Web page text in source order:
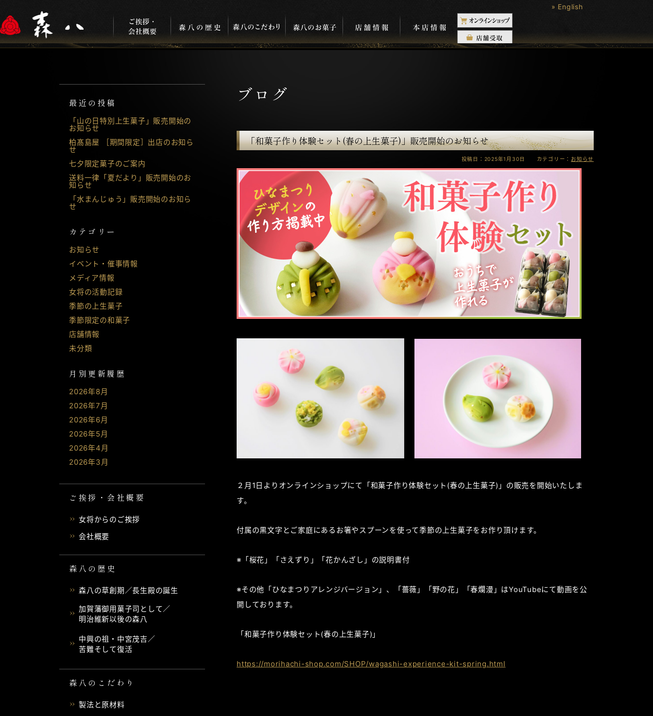
» English
最近の投稿
「山の日特別上生菓子」販売開始の
お知らせ
柏髙島屋 ［期間限定］出店のお知ら
せ
七夕限定菓子のご案内
送料一律「夏だより」販売開始のお
知らせ
「水まんじゅう」販売開始のお知ら
せ
カテゴリー
お知らせ
イベント・催事情報
メディア情報
女将の活動記録
季節の上生菓子
季節限定の和菓子
店舗情報
未分類
月別更新履歴
2026年8月
2026年7月
2026年6月
2026年5月
2026年4月
2026年3月
ご挨拶・会社概要
女将からのご挨拶
会社概要
森八の歴史
森八の草創期／長生殿の誕生
加賀藩御用菓子司として／
明治維新以後の森八
中興の祖・中宮茂吉／
苦難そして復活
森八のこだわり
製法と原材料
ブログ
「和菓子作り体験セット(春の上生菓子)」販売開始のお知らせ
投稿日：2025年1月30日 カテゴリー： お知らせ
２月1日よりオンラインショップにて「和菓子作り体験セット(春の上生菓子)」の販売を開始いたしま
す。
付属の黒文字とご家庭にあるお箸やスプーンを使って季節の上生菓子をお作り頂けます。
※「桜花」「さえずり」「花かんざし」の説明書付
※その他「ひなまつりアレンジバージョン」、「薔薇」「野の花」「春爛漫」はYouTubeにて動画を公
開しております。
「和菓子作り体験セット(春の上生菓子)」
https://morihachi-shop.com/SHOP/wagashi-experience-kit-spring.html